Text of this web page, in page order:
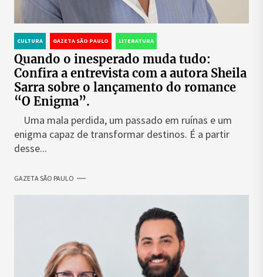
CULTURA GAZETA SÃO PAULO LITERATURA
Quando o inesperado muda tudo:
Confira a entrevista com a autora Sheila
Sarra sobre o lançamento do romance
“O Enigma”.
Uma mala perdida, um passado em ruínas e um
enigma capaz de transformar destinos. É a partir
desse...
GAZETA SÃO PAULO